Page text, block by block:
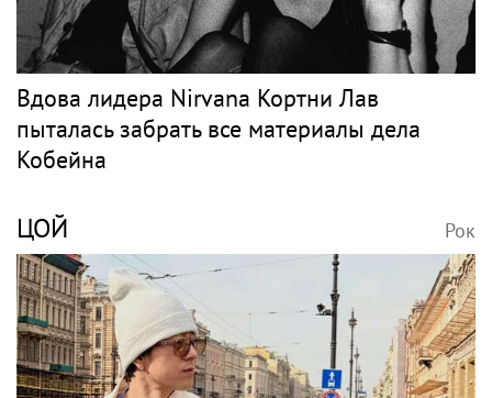
Вдова лидера Nirvana Кортни Лав
пыталась забрать все материалы дела
Кобейна
ЦОЙ Рок